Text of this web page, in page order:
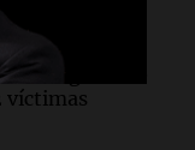
la tragedia de
víctimas